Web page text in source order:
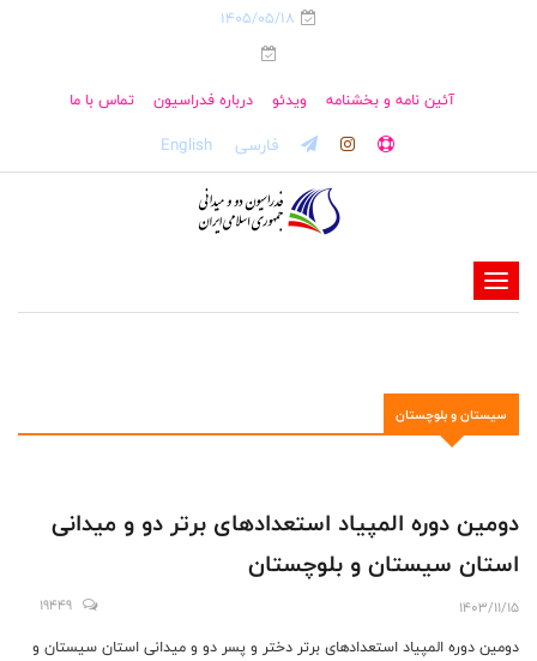
1405/05/18
آئین نامه و بخشنامه ویدئو درباره فدراسیون تماس با ما
فارسی English
-
-
-
-
سيستان و بلوچستان
دومین دوره المپیاد استعدادهای برتر دو و میدانی
استان سیستان و بلوچستان
1403/11/15
19449
دومین دوره المپیاد استعدادهای برتر دختر و پسر دو و میدانی استان سیستان و